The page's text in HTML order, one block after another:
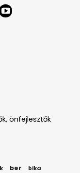
önfejlesztők
ber bika